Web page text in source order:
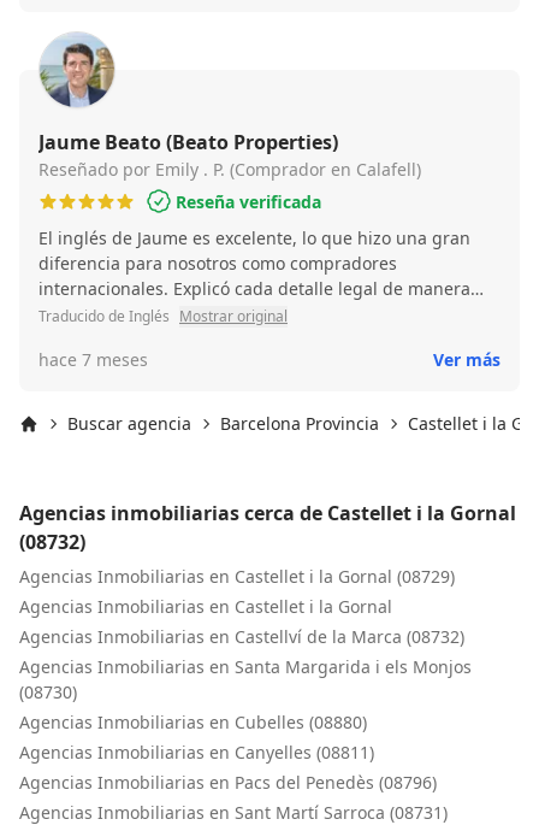
Jaume Beato (Beato Properties)
Reseñado por Emily . P. (Comprador en Calafell)
Reseña verificada
El inglés de Jaume es excelente, lo que hizo una gran
diferencia para nosotros como compradores
internacionales. Explicó cada detalle legal de manera
clara y nos guió a través de inspecciones, contratos y
recomiendo encarecidamente! ¡Muchas gracias, Jaume!
Traducido de Inglés Mostrar original
hace 7 meses Ver más
Buscar agencia Barcelona Provincia Castellet i la
Agencias inmobiliarias cerca de Castellet i la Gornal
(08732)
Agencias Inmobiliarias en Castellet i la Gornal (08729)
Agencias Inmobiliarias en Castellet i la Gornal
Agencias Inmobiliarias en Castellví de la Marca (08732)
Agencias Inmobiliarias en Santa Margarida i els Monjos
(08730)
Agencias Inmobiliarias en Cubelles (08880)
Agencias Inmobiliarias en Canyelles (08811)
Agencias Inmobiliarias en Pacs del Penedès (08796)
Agencias Inmobiliarias en Sant Martí Sarroca (08731)